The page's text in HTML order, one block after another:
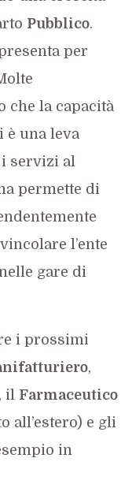
Pubblico.
per
che la capacità
è una leva
servizi al
permette di
l’ente
gare di
i prossimi
,
il Farmaceutico
all’estero) e gli
in